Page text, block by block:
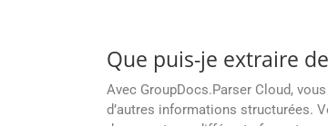
Que puis-je extraire
Avec GroupDocs.Parser Cloud,
d’autres informations structurées.